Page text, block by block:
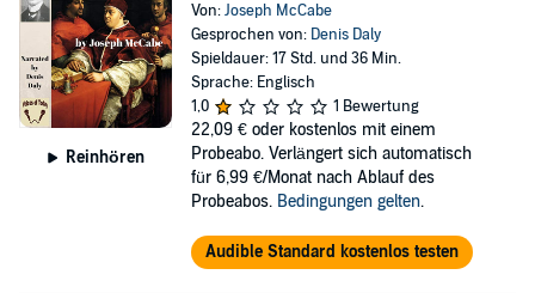
Reinhören
Von:Joseph McCabe
Gesprochen von: Denis Daly
Spieldauer: 17 Std. und 36 Min.
Sprache: Englisch
1,0
1 Bewertung
22,09 € oder kostenlos mit einem
Probeabo. Verlängert sich automatisch
für 6,99 €/Monat nach Ablauf des
Probeabos. Bedingungen gelten.
Audible Standard kostenlos testen